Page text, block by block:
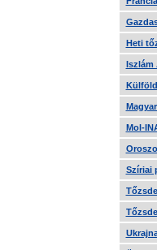
Heti
Iszlám
Mol-
Szíriai